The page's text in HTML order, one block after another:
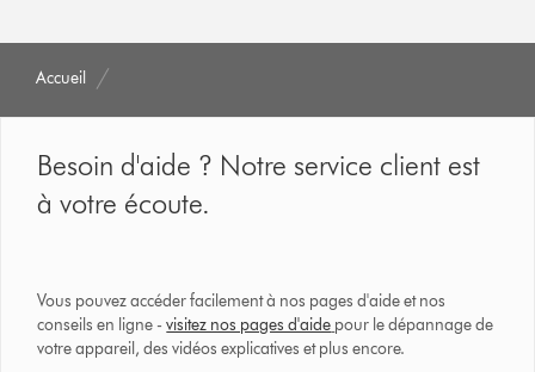
Accueil
Besoin d'aide ? Notre service client est
à votre écoute.
Vous pouvez accéder facilement à nos pages d'aide et nos
conseils en ligne -visitez nos pages d'aide pour le dépannage de
votre appareil, des vidéos explicatives et plus encore.